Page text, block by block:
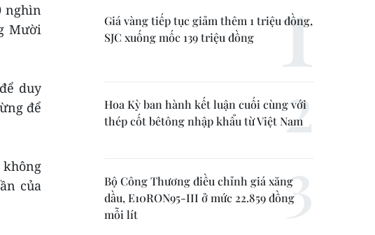
nghìn
Mười
duy
để
không
của
Giá vàng tiếp tục giảm thêm 1 triệu đồng,
SJC xuống mốc 139 triệu đồng
Hoa Kỳ ban hành kết luận cuối cùng với
thép cốt bêtông nhập khẩu từ Việt Nam
Bộ Công Thương điều chỉnh giá xăng
dầu, E10RON95-III ở mức 22.859 đồng
mỗi lít